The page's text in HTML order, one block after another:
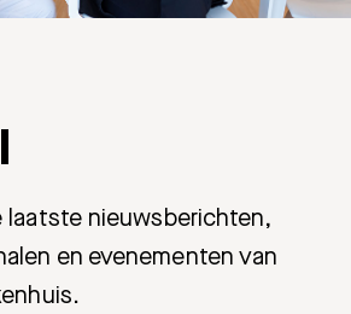
laatste nieuwsberichten,
en evenementen van